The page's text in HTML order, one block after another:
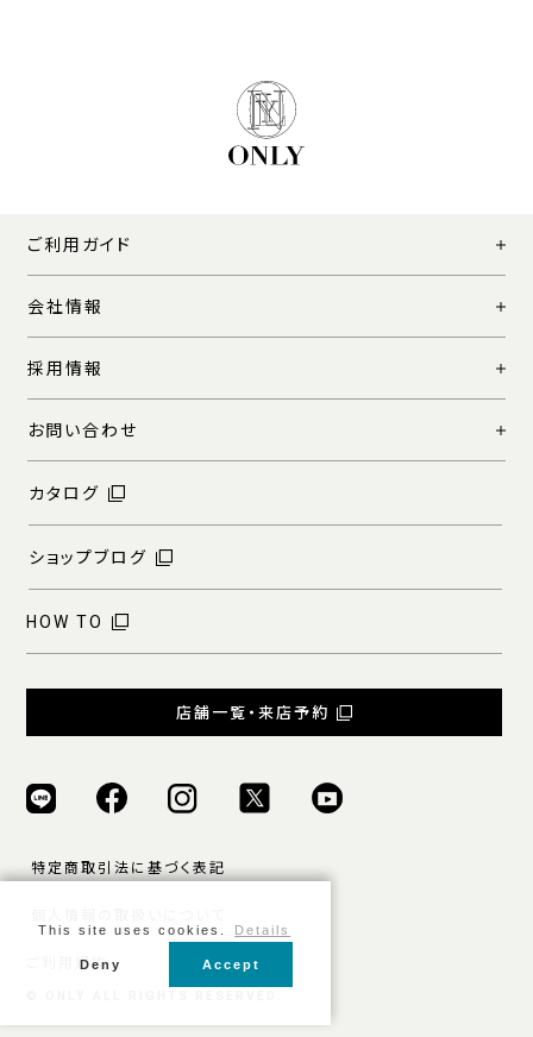
ご利用ガイド
会社情報
採用情報
お問い合わせ
カタログ
ショップブログ
HOW TO
店舗一覧・来店予約
特定商取引法に基づく表記
ご利用規約
This site uses cookies. Details
Deny Accept